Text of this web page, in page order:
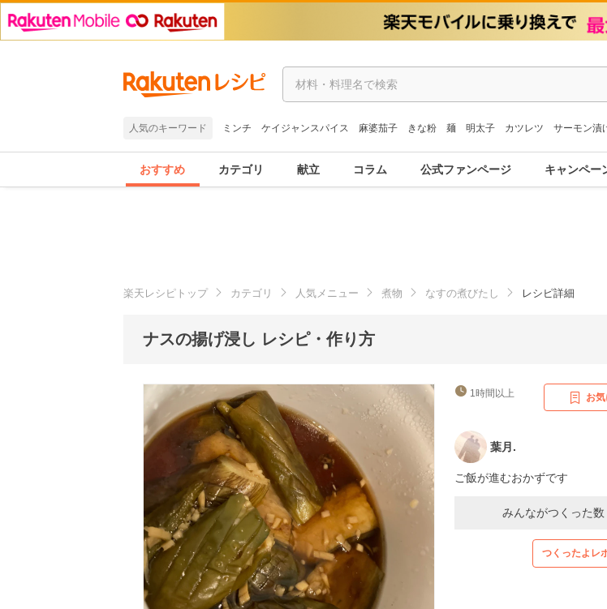
人気のキーワード ミンチ ケイジャンスパイス 麻婆茄子 きな粉 麺 明太子 カツレツ サーモン漬
おすすめ カテゴリ 献立 コラム 公式ファンページ キャンペー
楽天レシピトップ カテゴリ 人気メニュー 煮物 なすの煮びたし レシピ詳細
ナスの揚げ浸し レシピ・作り方
1時間以上 お
葉月.
ご飯が進むおかずです
みんながつくった数
つくったよレ